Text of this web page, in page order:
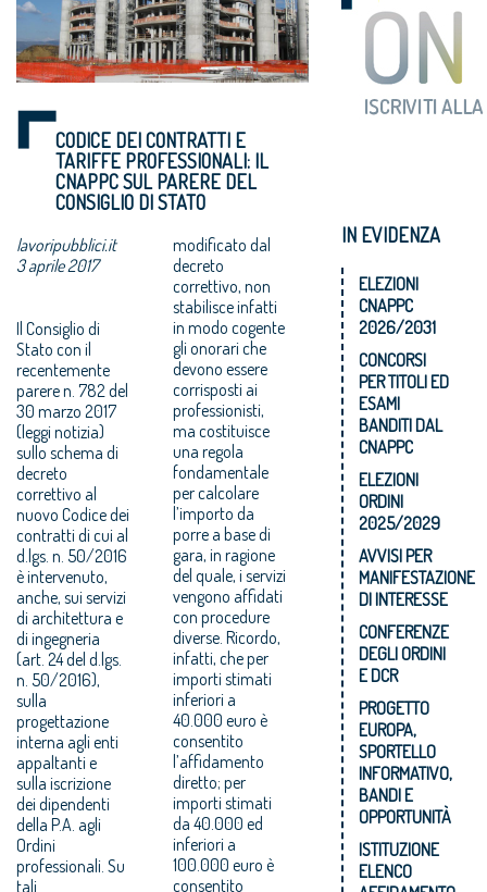
CODICE DEI CONTRATTI E
TARIFFE PROFESSIONALI: IL
CNAPPC SUL PARERE DEL
CONSIGLIO DI STATO
lavoripubblici.it
3 aprile 2017
Il Consiglio di
Stato con il
recentemente
parere n. 782 del
30 marzo 2017
(leggi notizia)
sullo schema di
decreto
correttivo al
nuovo Codice dei
contratti di cui al
d.lgs. n. 50/2016
è intervenuto,
anche, sui servizi
di architettura e
di ingegneria
(art. 24 del d.lgs.
n. 50/2016),
sulla
progettazione
interna agli enti
appaltanti e
sulla iscrizione
dei dipendenti
della P.A. agli
Ordini
professionali. Su
tali
modificato dal
decreto
correttivo, non
stabilisce infatti
in modo cogente
gli onorari che
devono essere
corrisposti ai
professionisti,
ma costituisce
una regola
fondamentale
per calcolare
l’importo da
porre a base di
gara, in ragione
del quale, i servizi
vengono affidati
con procedure
diverse. Ricordo,
infatti, che per
importi stimati
inferiori a
40.000 euro è
consentito
l’affidamento
diretto; per
importi stimati
da 40.000 ed
inferiori a
100.000 euro è
consentito
IN EVIDENZA
ELEZIONI
CNAPPC
2026/2031
CONCORSI
PER TITOLI ED
ESAMI
BANDITI DAL
CNAPPC
ELEZIONI
ORDINI
2025/2029
AVVISI PER
MANIFESTAZIONE
DI INTERESSE
CONFERENZE
DEGLI ORDINI
E DCR
PROGETTO
EUROPA,
SPORTELLO
INFORMATIVO,
BANDI E
OPPORTUNITÀ
ISTITUZIONE
ELENCO